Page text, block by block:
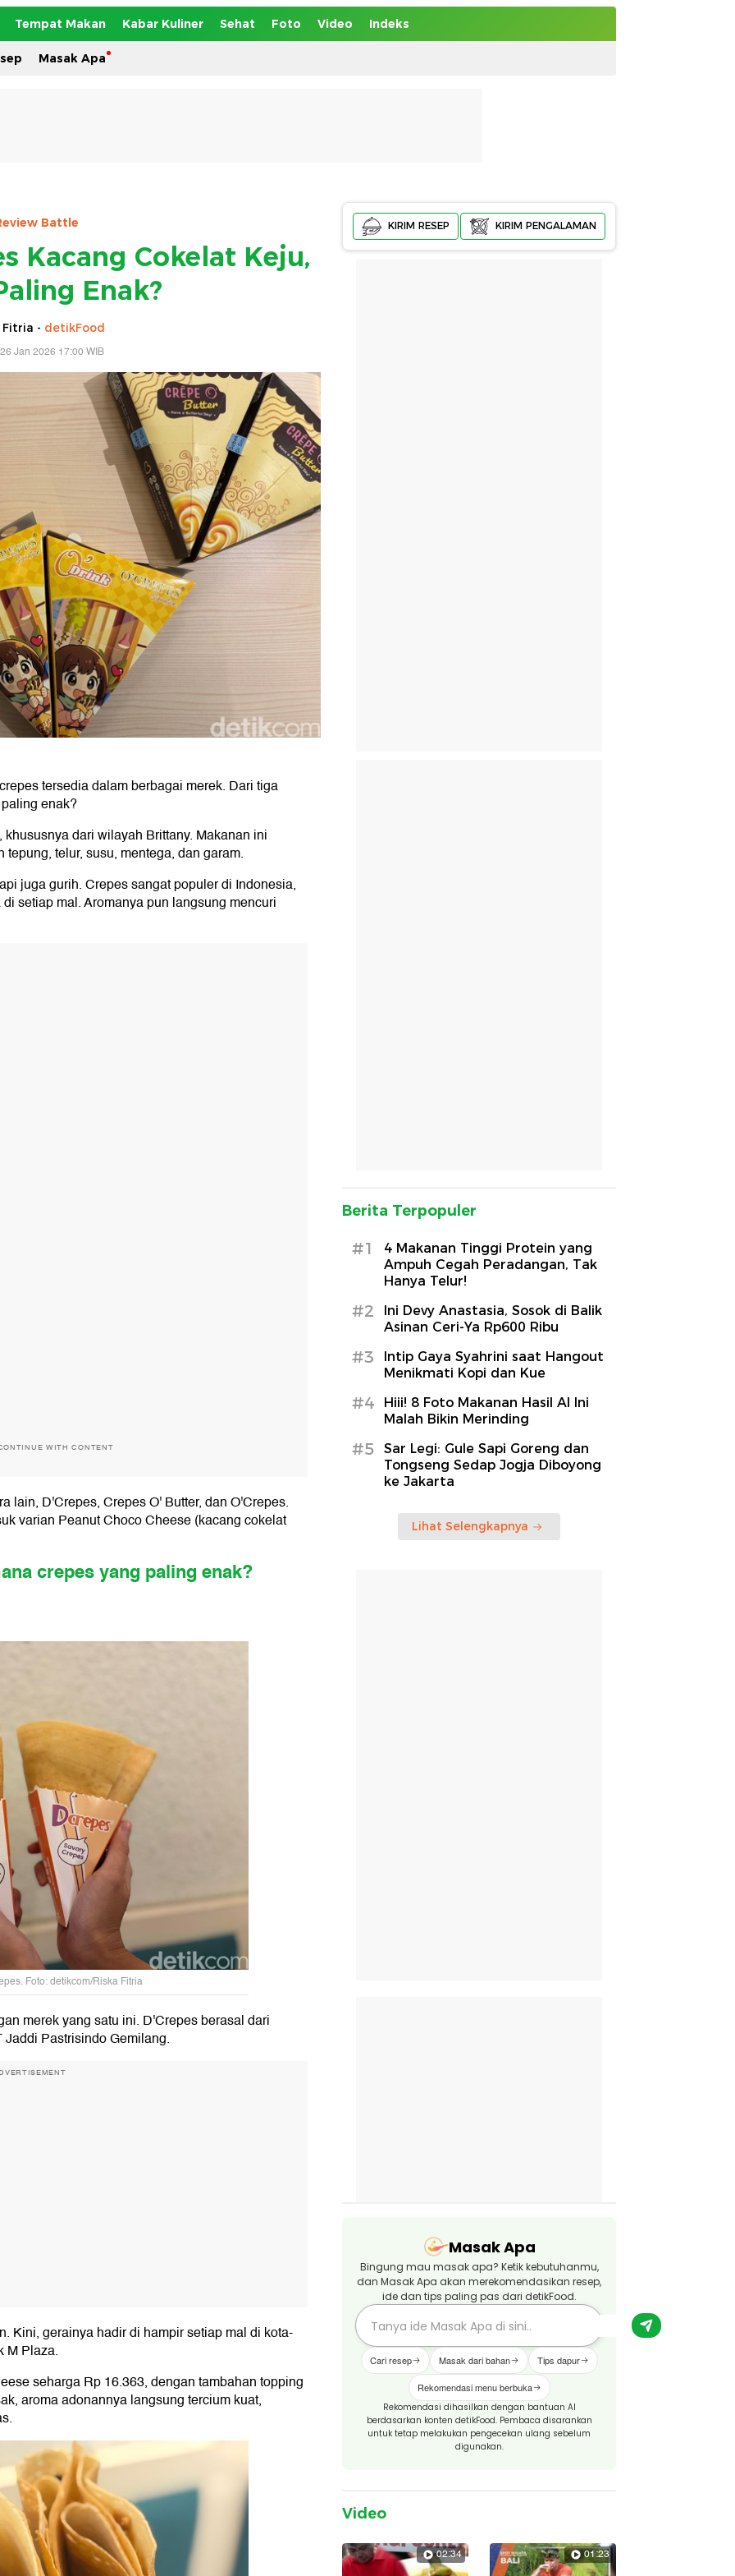
Tempat Makan Kabar Kuliner Sehat Foto Video Indeks
Masak Apa
Battle
Kacang Cokelat Keju,
Enak?
Fitria - detikFood
Jan 2026 17:00 WIB
tersedia dalam berbagai merek. Dari tiga
enak?
dari wilayah Brittany. Makanan ini
telur, susu, mentega, dan garam.
juga gurih. Crepes sangat populer di Indonesia,
setiap mal. Aromanya pun langsung mencuri
WITH CONTENT
lain, D'Crepes, Crepes O' Butter, dan O'Crepes.
varian Peanut Choco Cheese (kacang cokelat
crepes yang paling enak?
Foto: detikcom/Riska Fitria
merek yang satu ini. D'Crepes berasal dari
Pastrisindo Gemilang.
Kini, gerainya hadir di hampir setiap mal di kota-
M Plaza.
seharga Rp 16.363, dengan tambahan topping
aroma adonannya langsung tercium kuat,
KIRIM RESEP KIRIM PENGALAMAN
Berita Terpopuler
#1
4 Makanan Tinggi Protein yang
Ampuh Cegah Peradangan, Tak
Hanya Telur!
#2
Ini Devy Anastasia, Sosok di Balik
Asinan Ceri-Ya Rp600 Ribu
#3
Intip Gaya Syahrini saat Hangout
Menikmati Kopi dan Kue
#4
Hiii! 8 Foto Makanan Hasil AI Ini
Malah Bikin Merinding
#5
Sar Legi: Gule Sapi Goreng dan
Tongseng Sedap Jogja Diboyong
ke Jakarta
Lihat Selengkapnya
Masak Apa
Bingung mau masak apa? Ketik kebutuhanmu,
dan Masak Apa akan merekomendasikan resep,
ide dan tips paling pas dari detikFood.
Cari resep Masak dari bahan Tips dapur
Rekomendasi menu berbuka
Rekomendasi dihasilkan dengan bantuan AI
berdasarkan konten detikFood. Pembaca disarankan
untuk tetap melakukan pengecekan ulang sebelum
digunakan.
Video
02:34 01:23